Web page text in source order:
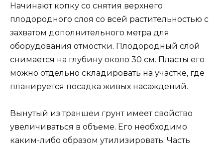
Начинают копку со снятия верхнего
плодородного слоя со всей растительностью с
захватом дополнительного метра для
оборудования отмостки. Плодородный слой
снимается на глубину около 30 см. Пласты его
можно отдельно складировать на участке, где
планируется посадка живых насаждений.
Вынутый из траншеи грунт имеет свойство
увеличиваться в объеме. Его необходимо
каким-либо образом утилизировать. Часть